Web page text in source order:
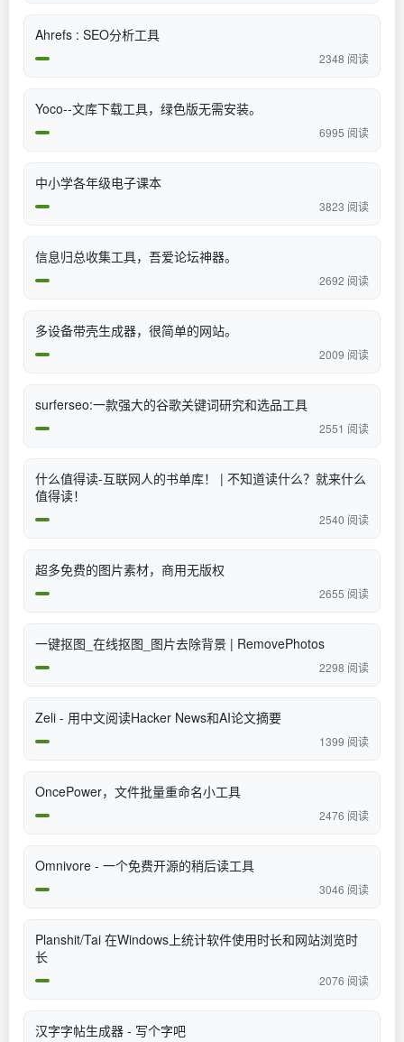
Ahrefs : SEO分析工具
2348 阅读
Yoco--文库下载工具，绿色版无需安装。
6995 阅读
中小学各年级电子课本
3823 阅读
信息归总收集工具，吾爱论坛神器。
2692 阅读
多设备带壳生成器，很简单的网站。
2009 阅读
surferseo:一款强大的谷歌关键词研究和选品工具
2551 阅读
什么值得读-互联网人的书单库！ | 不知道读什么？就来什么
值得读！
2540 阅读
超多免费的图片素材，商用无版权
2655 阅读
一键抠图_在线抠图_图片去除背景 | RemovePhotos
2298 阅读
Zeli - 用中文阅读Hacker News和AI论文摘要
1399 阅读
OncePower，文件批量重命名小工具
2476 阅读
Omnivore - 一个免费开源的稍后读工具
3046 阅读
Planshit/Tai 在Windows上统计软件使用时长和网站浏览时
长
2076 阅读
汉字字帖生成器 - 写个字吧